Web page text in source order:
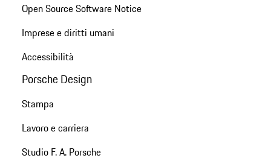
Open Source Software Notice
Imprese e diritti umani
Accessibilità
Porsche Design
Stampa
Lavoro e carriera
Studio F. A. Porsche